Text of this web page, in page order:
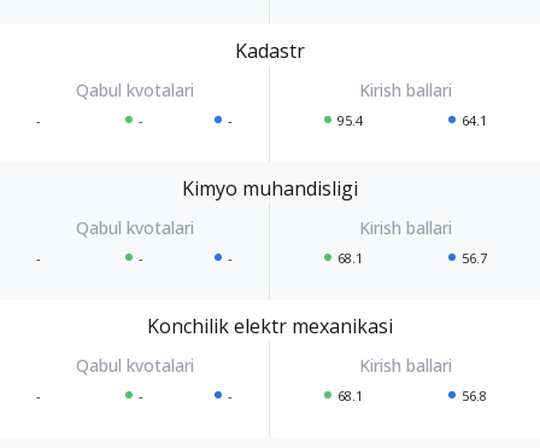
Kadastr
- - - 95.4 64.1
Kimyo muhandisligi
- - - 68.1 56.7
Konchilik elektr mexanikasi
- - - 68.1 56.8